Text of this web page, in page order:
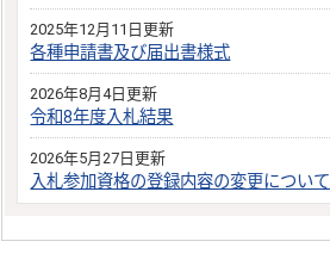
2025年12月11日更新
各種申請書及び届出書様式
2026年8月4日更新
令和8年度入札結果
2026年5月27日更新
入札参加資格の登録内容の変更について